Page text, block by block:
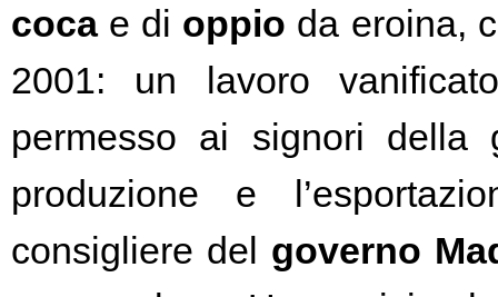
coca e di oppio da eroina,
2001: un lavoro
permesso ai signori della
produzione e
consigliere del governo